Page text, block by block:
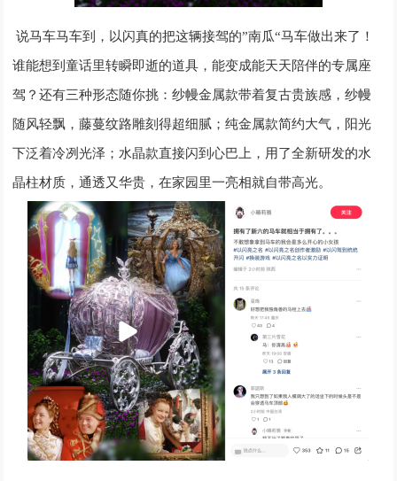
说马车马车到，以闪真的把这辆接驾的”南瓜“马车做出来了！
谁能想到童话里转瞬即逝的道具，能变成能天天陪伴的专属座
驾？还有三种形态随你挑：纱幔金属款带着复古贵族感，纱幔
随风轻飘，藤蔓纹路雕刻得超细腻；纯金属款简约大气，阳光
下泛着冷冽光泽；水晶款直接闪到心巴上，用了全新研发的水
晶柱材质，通透又华贵，在家园里一亮相就自带高光。